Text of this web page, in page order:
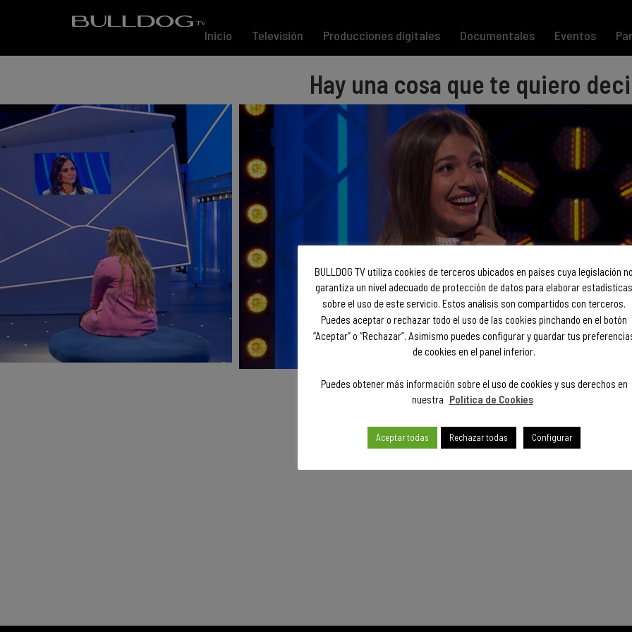
Inicio Televisión Producciones digitales Documentales Eventos
Hay una cosa que te quiero
BULLDOG TV utiliza cookies de terceros ubicados en países cuya legislación
garantiza un nivel adecuado de protección de datos para elaborar estadísticas
sobre el uso de este servicio. Estos análisis son compartidos con terceros.
Puedes aceptar o rechazar todo el uso de las cookies pinchando en el botón
“Aceptar” o “Rechazar”. Asimismo puedes configurar y guardar tus
de cookies en el panel inferior.
Puedes obtener más información sobre el uso de cookies y sus derechos en
nuestra Política de Cookies
Aceptar todas Rechazar todas Configurar